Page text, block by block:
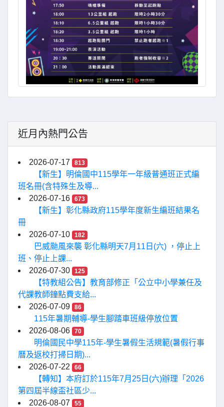
近月內熱門公告
2026-07-17 813
【新生】明倫國中115學年一年級普通班正式編
班名冊(含特殊生及導...
2026-07-16
673
【新生】彰化縣政府115學年度新生編班結果名
冊
2026-07-10
182
巴威颱風來襲 彰化縣明天7月11日(六) ，停止上
班、停止上課...
2026-07-30
125
【特教組公告】教育部修正「公立中小學兼任及
代課教師鐘點費支給...
2026-07-09
86
115年暑期輔導-學生腳踏車班級停放位置
2026-08-06
70
明倫國民中學115年-學生暑假生活規範(暑假行事
曆及返校打掃日期)...
2026-07-22
66
【轉知】本府訂於115年7月25日(六)辦理「2026
第四屆半線盃社區少...
2026-08-07
55